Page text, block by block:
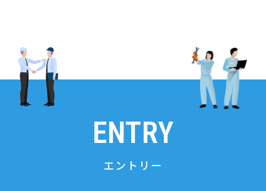
ENTRY
エントリー